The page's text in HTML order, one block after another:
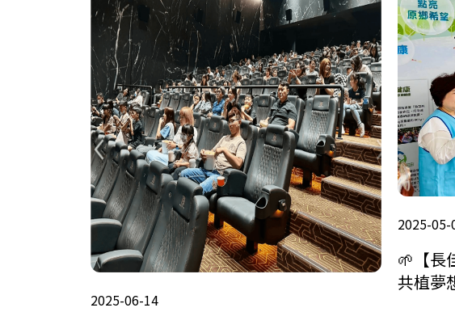
2025-06-14
2025-05-
🌱【長
共植夢